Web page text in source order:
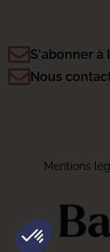
S'abonner à
Nous
Mentions